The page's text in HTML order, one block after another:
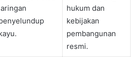
hukum dan
kebijakan
pembangunan
resmi.